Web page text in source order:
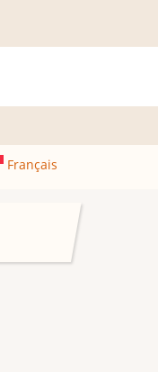
Français